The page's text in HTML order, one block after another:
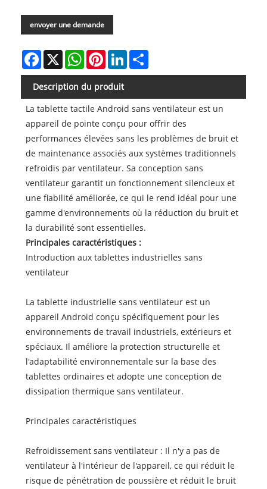
envoyer une demande
Facebook
X WhatsAppPinterestLinkedIn
Description du produit
La tablette tactile Android sans ventilateur est un
appareil de pointe conçu pour offrir des
performances élevées sans les problèmes de bruit et
de maintenance associés aux systèmes traditionnels
refroidis par ventilateur. Sa conception sans
ventilateur garantit un fonctionnement silencieux et
une fiabilité améliorée, ce qui le rend idéal pour une
gamme d'environnements où la réduction du bruit et
la durabilité sont essentielles.
Principales caractéristiques :
Introduction aux tablettes industrielles sans
ventilateur
La tablette industrielle sans ventilateur est un
appareil Android conçu spécifiquement pour les
environnements de travail industriels, extérieurs et
spéciaux. Il améliore la protection structurelle et
l'adaptabilité environnementale sur la base des
tablettes ordinaires et adopte une conception de
dissipation thermique sans ventilateur.
Principales caractéristiques
Refroidissement sans ventilateur : Il n'y a pas de
ventilateur à l'intérieur de l'appareil, ce qui réduit le
risque de pénétration de poussière et réduit le bruit